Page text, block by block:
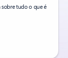
sobre tudo o que é